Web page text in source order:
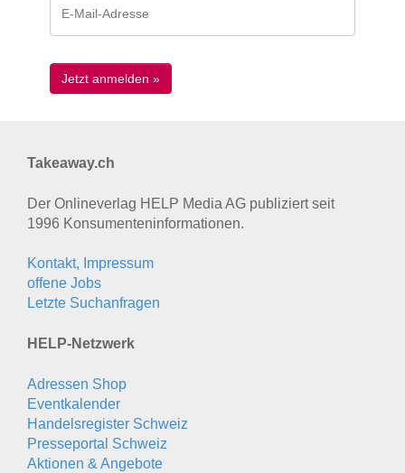
Takeaway.ch
Der Onlineverlag HELP Media AG publiziert seit
1996 Konsumenten­informationen.
Kontakt, Impressum
offene Jobs
Letzte Suchanfragen
HELP-Netzwerk
Adressen Shop
Eventkalender
Handelsregister Schweiz
Presseportal Schweiz
Aktionen & Angebote